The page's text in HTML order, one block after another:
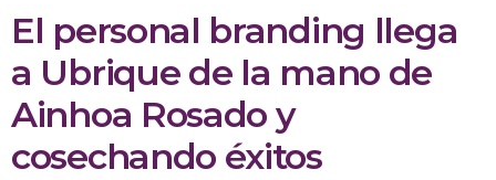
El personal branding llega
a Ubrique de la mano de
Ainhoa Rosado y
cosechando éxitos